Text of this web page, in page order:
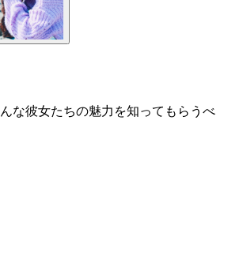
な彼女たちの魅力を知ってもらうべ